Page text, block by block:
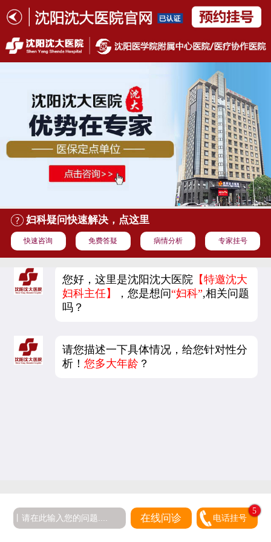
妇科疑问快速解决，点这里
快速咨询 免费答疑 病情分析 专家挂号
您好，这里是沈阳沈大医院【特邀沈大
妇科主任】
，您是想问“妇科”,相关问题
吗？
请您描述一下具体情况，给您针对性分
析！ 您多大年龄？
在线问诊 电话挂号
5